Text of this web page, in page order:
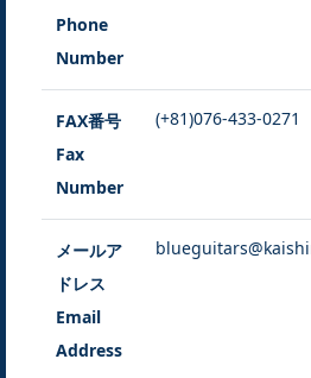
Phone
Number
FAX番号
Fax
Number
(+81)076-433-0271
メールア
ドレス
Email
Address